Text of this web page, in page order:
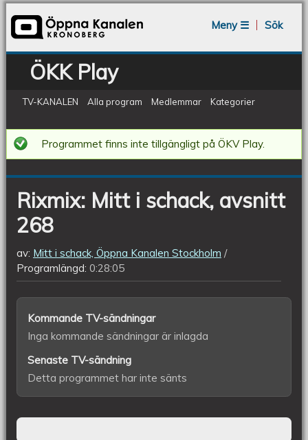
Meny ☰
Sök
ÖKK Play
TV-KANALEN Alla program Medlemmar Kategorier
Rixmix:
Mitt
i
schack,
avsnitt
268
Programmet finns inte tillgängligt på ÖKV Play.
Rixmix: Mitt i schack, avsnitt
268
av: Mitt i schack, Öppna Kanalen Stockholm
Programlängd: 0:28:05
Kommande TV-sändningar
Inga kommande sändningar är inlagda
Senaste TV-sändning
Detta programmet har inte sänts